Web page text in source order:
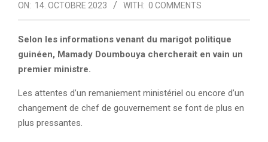
ON: 14. OCTOBRE 2023 WITH: 0 COMMENTS
Selon les informations venant du marigot politique
guinéen, Mamady Doumbouya chercherait en vain un
premier ministre.
Les attentes d’un remaniement ministériel ou encore d’un
changement de chef de gouvernement se font de plus en
plus pressantes.